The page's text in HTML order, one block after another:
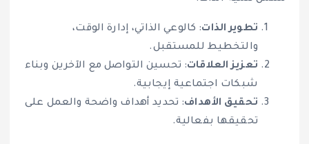
تطوير الذات: كالوعي الذاتي، إدارة الوقت،
والتخطيط للمستقبل.
تعزيز العلاقات: تحسين التواصل مع الآخرين وبناء
شبكات اجتماعية إيجابية.
تحقيق الأهداف: تحديد أهداف واضحة والعمل على
تحقيقها بفعالية.